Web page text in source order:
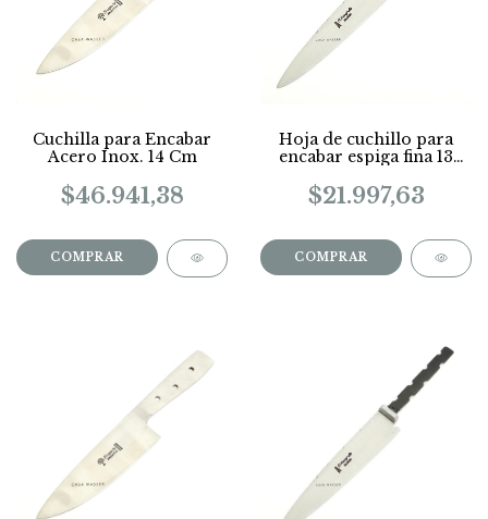
Cuchilla para Encabar
Acero Inox. 14 Cm
$46.941,38
Hoja de cuchillo para
encabar espiga fina 13
$21.997,63